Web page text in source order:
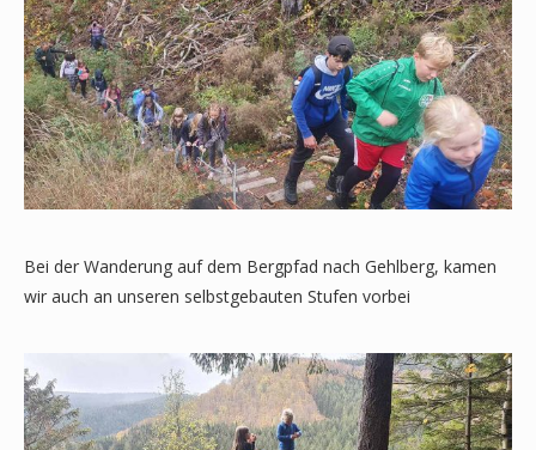
Bei der Wanderung auf dem Bergpfad nach Gehlberg, kamen
wir auch an unseren selbstgebauten Stufen vorbei